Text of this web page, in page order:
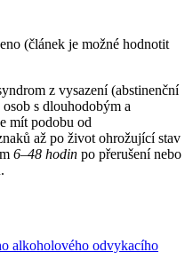
(článek je možné hodnotit
z vysazení (abstinenční
s dlouhodobým a
mít podobu od
až po život ohrožující stav
6–48 hodin po přerušení nebo
alkoholového odvykacího